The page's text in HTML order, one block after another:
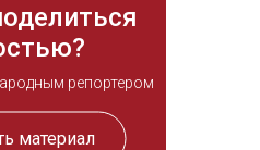
репортером
материал